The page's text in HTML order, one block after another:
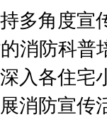
多角度宣
消防科普
入各住宅
消防宣传